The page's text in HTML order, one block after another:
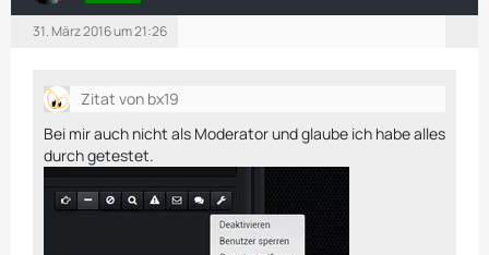
31. März 2016 um 21:26
Zitat von bx19
Bei mir auch nicht als Moderator und glaube ich habe alles
durch getestet.